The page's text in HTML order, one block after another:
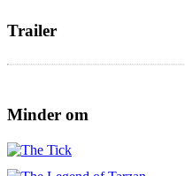
Trailer
Minder om